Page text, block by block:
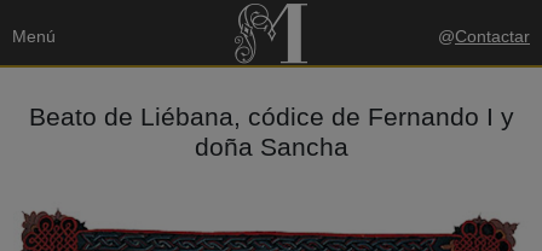
Menú @Contactar
Beato de Liébana, códice de Fernando I y
doña Sancha